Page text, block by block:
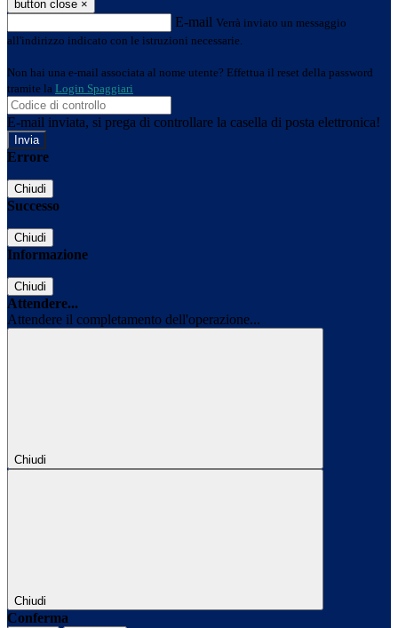
button close ×
E-mail Verrà inviato un messaggio
all'indirizzo indicato con le istruzioni necessarie.
Non hai una e-mail associata al nome utente? Effettua il reset della password
tramite la Login Spaggiari
E-mail inviata, si prega di controllare la casella di posta elettronica!
Errore
Chiudi
Successo
Chiudi
Informazione
Chiudi
Attendere...
Attendere il completamento dell'operazione...
Chiudi
Chiudi
Conferma